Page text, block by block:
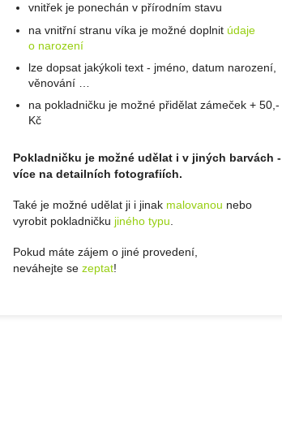
vnitřek je ponechán v přírodním stavu
na vnitřní stranu víka je možné doplnit údaje
o narození
lze dopsat jakýkoli text - jméno, datum narození,
věnování …
na pokladničku je možné přidělat zámeček + 50,-
Kč
Pokladničku je možné udělat i v jiných barvách -
více na detailních fotografiích.
Také je možné udělat ji i jinak malovanou nebo
vyrobit pokladničku jiného typu
Pokud máte zájem o jiné provedení,
neváhejte se zeptat!